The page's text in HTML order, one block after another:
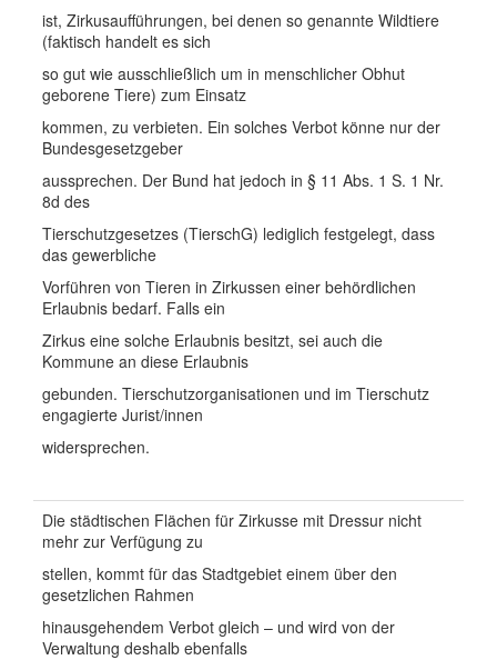
ist, Zirkusaufführungen, bei denen so genannte Wildtiere
(faktisch handelt es sich
so gut wie ausschließlich um in menschlicher Obhut
geborene Tiere) zum Einsatz
kommen, zu verbieten. Ein solches Verbot könne nur der
Bundesgesetzgeber
aussprechen. Der Bund hat jedoch in § 11 Abs. 1 S. 1 Nr.
8d des
Tierschutzgesetzes (TierschG) lediglich festgelegt, dass
das gewerbliche
Vorführen von Tieren in Zirkussen einer behördlichen
Erlaubnis bedarf. Falls ein
Zirkus eine solche Erlaubnis besitzt, sei auch die
Kommune an diese Erlaubnis
gebunden. Tierschutzorganisationen und im Tierschutz
engagierte Jurist/innen
widersprechen.
Die städtischen Flächen für Zirkusse mit Dressur nicht
mehr zur Verfügung zu
stellen, kommt für das Stadtgebiet einem über den
gesetzlichen Rahmen
hinausgehendem Verbot gleich – und wird von der
Verwaltung deshalb ebenfalls